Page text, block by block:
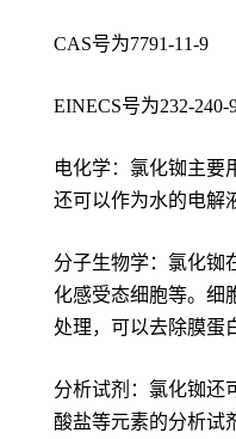
CAS号为7791-11-9
EINECS号为232-240-
电化学：氯化铷主要
还可以作为水的电解
分子生物学：氯化铷
化感受态细胞等。细
处理，可以去除膜蛋
分析试剂：氯化铷还
酸盐等元素的分析试